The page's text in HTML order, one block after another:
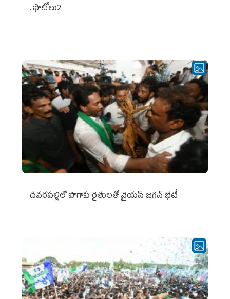
..ఫొటోలు2
దేవరపల్లిలో పొగాకు రైతులతో వైయస్ జగన్ భేటీ